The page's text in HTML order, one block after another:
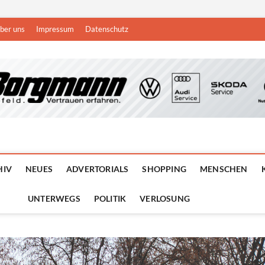
uns Impressum Datenschutz
NIEDERRHEIN
NEUES ADVERTORIALS SHOPPING MENSCHEN
UNTERWEGS POLITIK VERLOSUNG